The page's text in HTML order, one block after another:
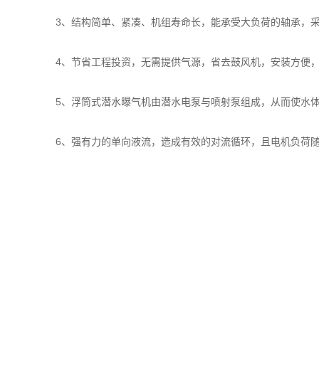
3、结构简单、紧凑、机组寿命长，能承受大负荷的轴承，
4、节省工程投资，无需提供气源，省去鼓风机，安装方便
5、浮筒式潜水曝气机由潜水电泵与喷射泵组成，从而使水
6、强有力的单向液流，造成有效的对流循环，且电机负荷